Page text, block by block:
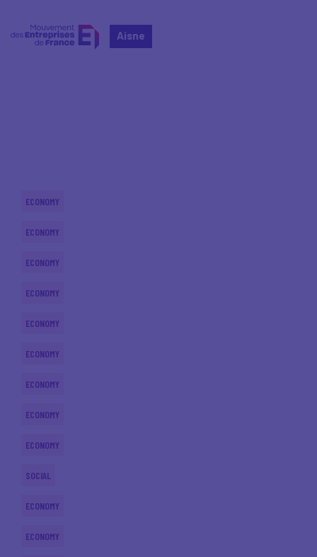
Aisne
ECONOMY
ECONOMY
ECONOMY
ECONOMY
ECONOMY
ECONOMY
ECONOMY
ECONOMY
ECONOMY
SOCIAL
ECONOMY
ECONOMY